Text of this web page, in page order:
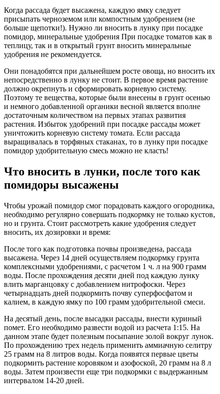
Когда рассада будет высажена, каждую ямку следует
присыпать черноземом или компостным удобрением (не
больше щепотки!). Нужно ли вносить в лунку при посадке
помидор, минеральные удобрения При посадке томатов как в
теплицу, так и в открытый грунт вносить минеральные
удобрения не рекомендуется.
Они понадобятся при дальнейшем росте овоща, но вносить их
непосредственно в лунку не стоит. В первое время растение
должно окрепнуть и сформировать корневую систему.
Поэтому те вещества, которые были внесены в грунт осенью
и немного добавленной органики весной является вполне
достаточным количеством на первых этапах развития
растения. Избыток удобрений при посадке рассады может
уничтожить корневую систему томата. Если рассада
выращивалась в торфяных стаканах, то в лунку при посадке
помидор удобрительную смесь можно не класть!
Что вносить в лунки, после того как
помидоры высажены
Чтобы урожай помидор смог порадовать каждого огородника,
необходимо регулярно совершать подкормку не только кустов,
но и грунта. Стоит рассмотреть какие удобрения следует
вносить, их дозировки и время:
После того как подготовка почвы произведена, рассада
высажена. Через 14 дней осуществляем подкормку грунта
комплексными удобрениями, с расчетом 1 ч. л на 900 грамм
воды. После прохождения десяти дней под каждую лунку
влить марганцовку с добавлением нитрофоски. Через
четырнадцать дней подкормить почву суперфосфатом и
калием, в каждую ямку по 100 грамм удобрительной смеси.
На десятый день, после высадки рассады, внести куриный
помет. Его необходимо развести водой из расчета 1:15. На
данном этапе будет полезным посыпание золой вокруг лунок.
По прохождению трех недель применить аммиачную селитру
25 грамм на 8 литров воды. Когда появятся первые цветы
подкормить растение коровяком и азофоской, 20 грамм на 8 л
воды. Затем произвести еще три подкормки с выдержанным
интервалом 14-20 дней.